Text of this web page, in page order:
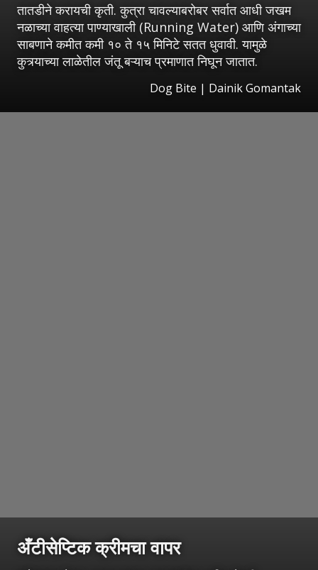
तातडीने करायची कृती. कुत्रा चावल्याबरोबर सर्वात आधी जखम
नळाच्या वाहत्या पाण्याखाली (Running Water) आणि अंगाच्या
साबणाने कमीत कमी १० ते १५ मिनिटे सतत धुवावी. यामुळे
कुत्र्याच्या लाळेतील जंतू बऱ्याच प्रमाणात निघून जातात.
Dog Bite | Dainik Gomantak
अँटीसेप्टिक क्रीमचा वापर